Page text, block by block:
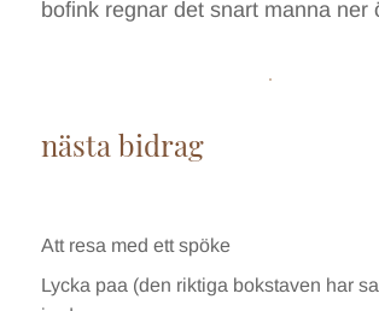
bofink regnar det snart manna ner
nästa bidrag
Att resa med ett spöke
Lycka paa (den riktiga bokstaven har